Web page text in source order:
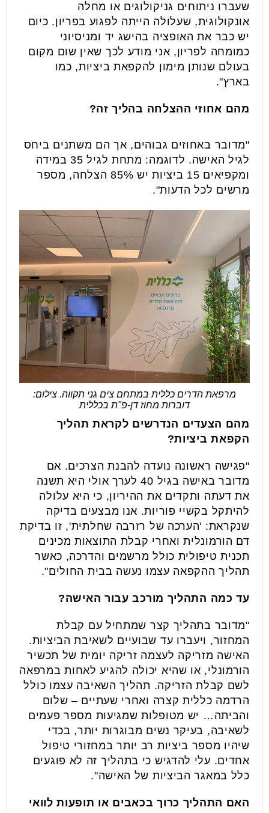
שעברו ניתוחים גניקולוגים או מחלה
אונקולוגית, שעלולה הייתה לפגוע בפריון. כיום
יש כבר את האופציה בהישג יד ומניסיוני
כמומחה לפריון, אני מודע לכך שאין שום מקום
בעולם שנותן מימון להקפאת ביציות, כמו
בארץ".
מהם אחוזי ההצלחה בהליך זה?
"מדובר באחוזים גבוהים, אך הם משתנים ביחס
לגיל האישה. לדוגמה: מתחת לגיל 35 במידה
ומקפיאים 15 ביציות יש 85% הצלחה, מספר
מרשים לכל הדעות".
מרפאת הדרים כללית במתחם צים גני תקווה. צילום:
דוברות מחוז דן-פ"ת בכללית
מהם הצעדים הנדרשים לקראת תהליך
הקפאת ביציות?
"פגישה ראשונה נועדה להבנת הצרכים. אם
מדובר באישה בגיל 40 לערך אולי היא תשנה
את דעתה ותקדים את ההיריון, כי היא עלולה
להיתקל בקשיי פוריות. אנו מבצעים בדיקה
שנקראת: 'הערכה של רזרבה שחלתית', זו בדיקת
דם הורמונלית ואחרי קבלת התוצאות מכינים
תכנית טיפולית כולל מרשמים והדרכה, כאשר
תהליך ההקפאה עצמו נעשה בבית החולים".
עד כמה התהליך מורכב עבור האישה?
"מדובר בתהליך קצר שמתחיל עם קבלת
המחזור, ויעברו עד שבועיים לשאיבת הביציות.
האישה מזריקה לעצמה זריקה יומית של תכשיר
הורמונלי, או שהיא יכולה להגיע לאחות במרפאה
לשם קבלת הזריקה. תהליך השאיבה עצמו כולל
הרדמה כללית קצרה ואחרי שעתיים – שלום
והביתה… יש מטופלות שמגיעות מספר פעמים
לשאיבה, בעיקר נשים מבוגרות יותר, בכדי
שיהיו מספר ביציות רב יותר במחזורי טיפול
אחדים. עלי להדגיש כי בתהליך זה לא פוגעים
כלל במאגר הביציות של האישה".
האם התהליך כרוך בכאבים או תופעות לוואי